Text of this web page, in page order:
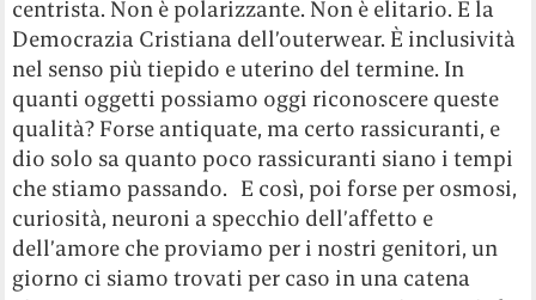
centrista. Non è polarizzante. Non è elitario. È la
Democrazia Cristiana dell’outerwear. È inclusività
nel senso più tiepido e uterino del termine. In
quanti oggetti possiamo oggi riconoscere queste
qualità? Forse antiquate, ma certo rassicuranti, e
dio solo sa quanto poco rassicuranti siano i tempi
che stiamo passando. E così, poi forse per osmosi,
curiosità, neuroni a specchio dell’affetto e
dell’amore che proviamo per i nostri genitori, un
giorno ci siamo trovati per caso in una catena